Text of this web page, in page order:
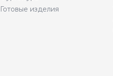
Готовые изделия